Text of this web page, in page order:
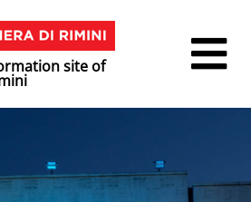
site of